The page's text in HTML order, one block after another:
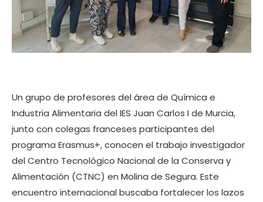
Un grupo de profesores del área de Química e
Industria Alimentaria del IES Juan Carlos I de Murcia,
junto con colegas franceses participantes del
programa Erasmus+, conocen el trabajo investigador
del Centro Tecnológico Nacional de la Conserva y
Alimentación (CTNC) en Molina de Segura. Este
encuentro internacional buscaba fortalecer los lazos